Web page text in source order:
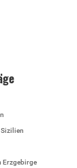
Sizilien
Erzgebirge